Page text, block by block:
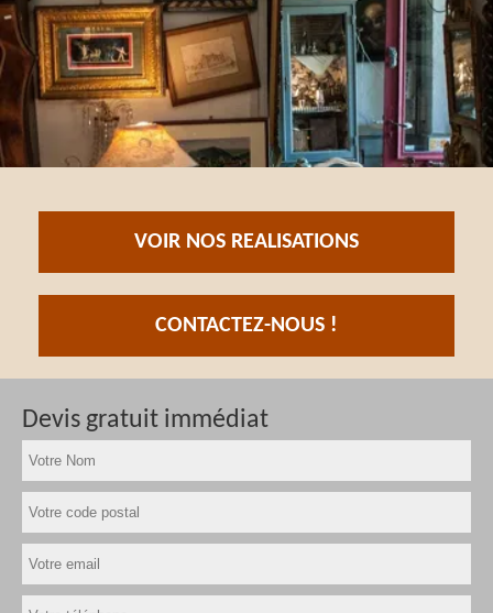
VOIR NOS REALISATIONS
CONTACTEZ-NOUS !
Devis gratuit immédiat